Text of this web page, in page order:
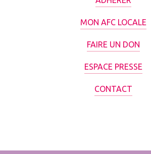
MON AFC LOCALE
FAIRE UN DON
ESPACE PRESSE
CONTACT